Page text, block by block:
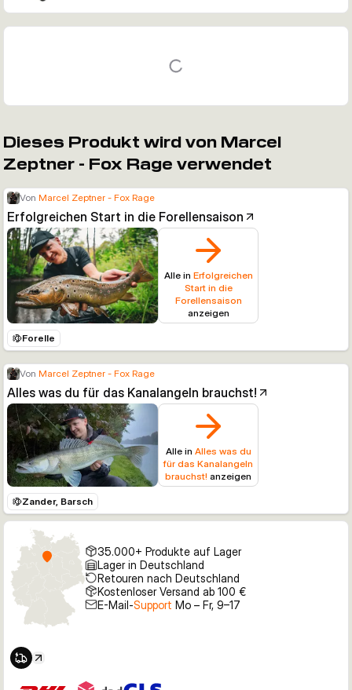
Dieses Produkt wird von Marcel
Zeptner - Fox Rage verwendet
Von Marcel Zeptner - Fox Rage
Erfolgreichen Start in die Forellensaison
Alle in Erfolgreichen
Start in die
Forellensaison
anzeigen
Forelle
Von Marcel Zeptner - Fox Rage
Alles was du für das Kanalangeln brauchst!
Alle in Alles was du
für das Kanalangeln
brauchst! anzeigen
Zander, Barsch
35.000+ Produkte auf Lager
Lager in Deutschland
Retouren nach Deutschland
Kostenloser Versand ab 100 €
E-Mail-Support Mo – Fr, 9–17